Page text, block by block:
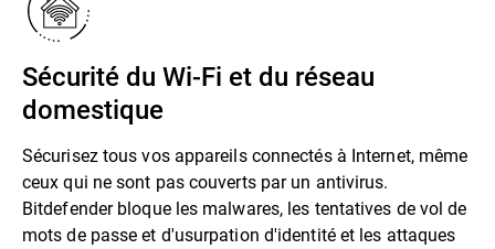
Sécurité du Wi-Fi et du réseau
domestique
Sécurisez tous vos appareils connectés à Internet, même
ceux qui ne sont pas couverts par un antivirus.
Bitdefender bloque les malwares, les tentatives de vol de
mots de passe et d'usurpation d'identité et les attaques